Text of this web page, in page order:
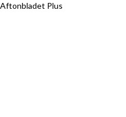
Aftonbladet Plus